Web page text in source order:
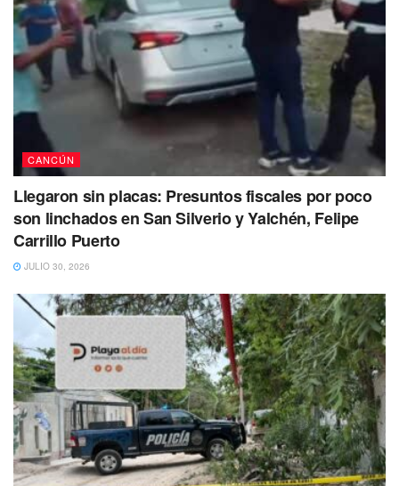
CANCÚN
Llegaron sin placas: Presuntos fiscales por poco
son linchados en San Silverio y Yalchén, Felipe
Carrillo Puerto
JULIO 30, 2026